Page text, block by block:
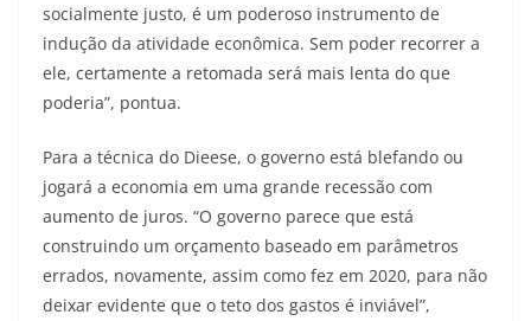
socialmente justo, é um poderoso instrumento de
indução da atividade econômica. Sem poder recorrer a
ele, certamente a retomada será mais lenta do que
poderia”, pontua.
Para a técnica do Dieese, o governo está blefando ou
jogará a economia em uma grande recessão com
aumento de juros. “O governo parece que está
construindo um orçamento baseado em parâmetros
errados, novamente, assim como fez em 2020, para não
deixar evidente que o teto dos gastos é inviável”,